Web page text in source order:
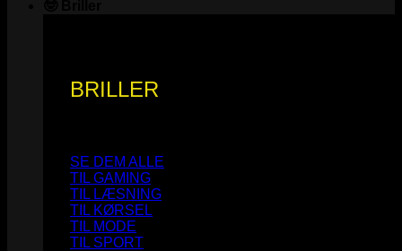
BRILLER
SE DEM ALLE
TIL GAMING
TIL LÆSNING
TIL KØRSEL
TIL MODE
TIL SPORT